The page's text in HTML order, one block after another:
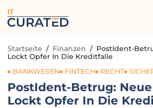
IT
Startseite / Finanzen / PostIdent-
Lockt Opfer In Die Kreditfalle
BANKWESEN
FINTECH RECHT
PostIdent-Betrug:
Lockt Opfer In Die